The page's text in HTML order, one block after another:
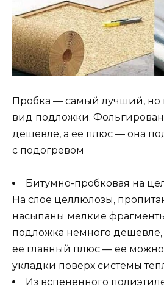
Пробка — самый лучший, но
вид подложки.
дешевле, а ее плюс — она
с подогревом
Битумно-пробковая на
На слое целлюлозы,
насыпаны мелкие
подложка немного дешевле,
ее главный плюс — ее можно
укладки поверх системы
Из вспененного